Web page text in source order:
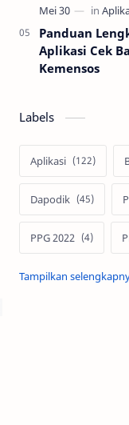
Panduan
Aplikasi Cek
Kemensos
Labels
Aplikasi
Dapodik
PPG 2022
Pendidikan